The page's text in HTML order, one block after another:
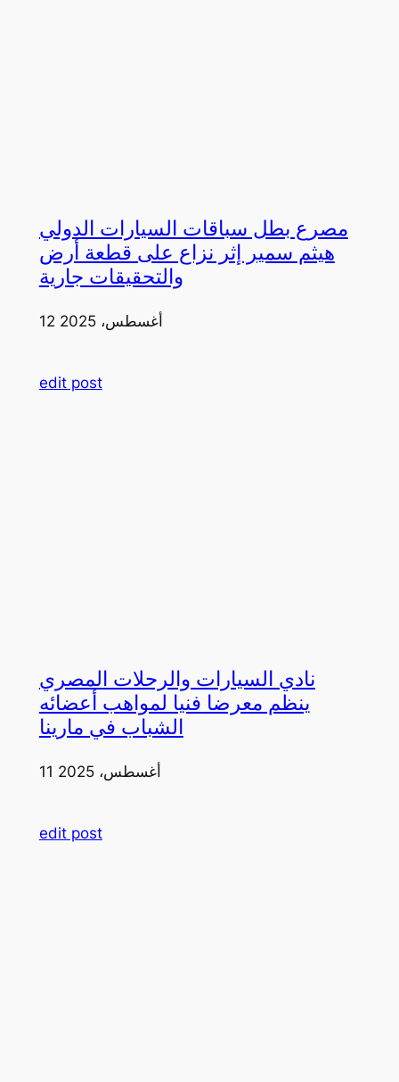
مصرع بطل سباقات السيارات الدولي
هيثم سمير إثر نزاع على قطعة أرض
والتحقيقات جارية
12 أغسطس، 2025
edit post
نادي السيارات والرحلات المصري
ينظم معرضا فنيا لمواهب أعضائه
الشباب في مارينا
11 أغسطس، 2025
edit post